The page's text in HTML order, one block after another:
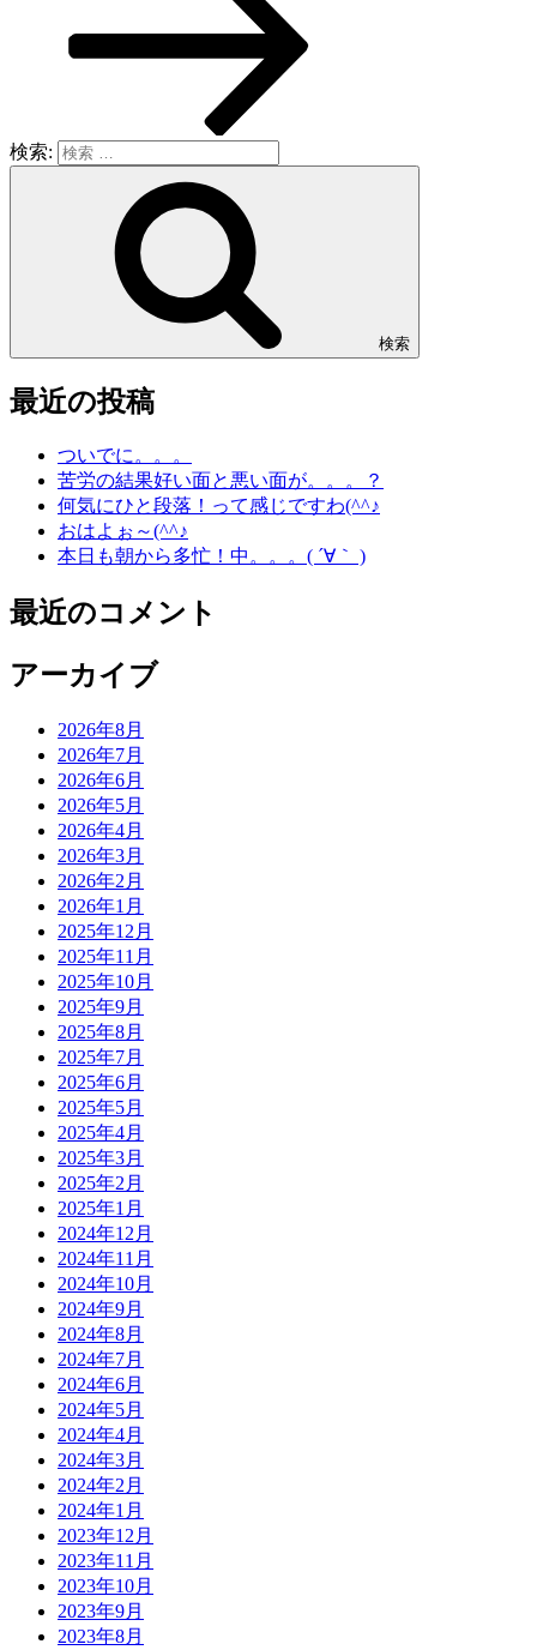
検索:
検索
最近の投稿
ついでに。。。
苦労の結果好い面と悪い面が。。。？
何気にひと段落！って感じですわ(^^♪
おはよぉ～(^^♪
本日も朝から多忙！中。。。( ´∀｀ )
最近のコメント
アーカイブ
2026年8月
2026年7月
2026年6月
2026年5月
2026年4月
2026年3月
2026年2月
2026年1月
2025年12月
2025年11月
2025年10月
2025年9月
2025年8月
2025年7月
2025年6月
2025年5月
2025年4月
2025年3月
2025年2月
2025年1月
2024年12月
2024年11月
2024年10月
2024年9月
2024年8月
2024年7月
2024年6月
2024年5月
2024年4月
2024年3月
2024年2月
2024年1月
2023年12月
2023年11月
2023年10月
2023年9月
2023年8月